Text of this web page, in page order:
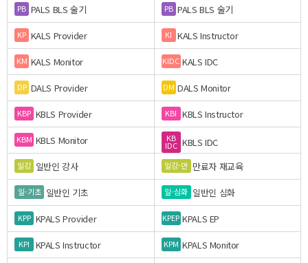
PB PALS BLS 술기 PB PALS BLS 술기
KP KALS Provider KI KALS Instructor
KM KALS Monitor KIDC KALS IDC
DP DALS Provider DM DALS Monitor
KBP KBLS Provider KBI KBLS Instructor
KBM KBLS Monitor KB
IDC KBLS IDC
일강 일반인 강사 일강-만 만료자 재교육
일-기초 일반인 기초 일-심화 일반인 심화
KPP KPALS Provider KPEP KPALS EP
KPI KPALS Instructor KPM KPALS Monitor